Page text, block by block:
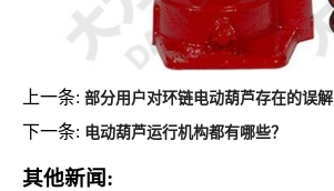
上一条: 部分用户对环链电动葫芦存在的误解
下一条: 电动葫芦运行机构都有哪些？
其他新闻: